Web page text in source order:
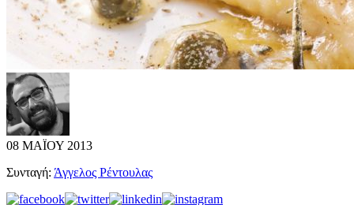
08 ΜΑΪΟΥ 2013
Συνταγή: Άγγελος Ρέντουλας